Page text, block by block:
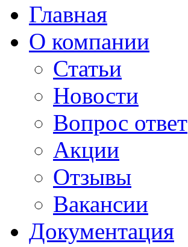
Главная
О компании
Статьи
Новости
Вопрос ответ
Акции
Отзывы
Вакансии
Документация